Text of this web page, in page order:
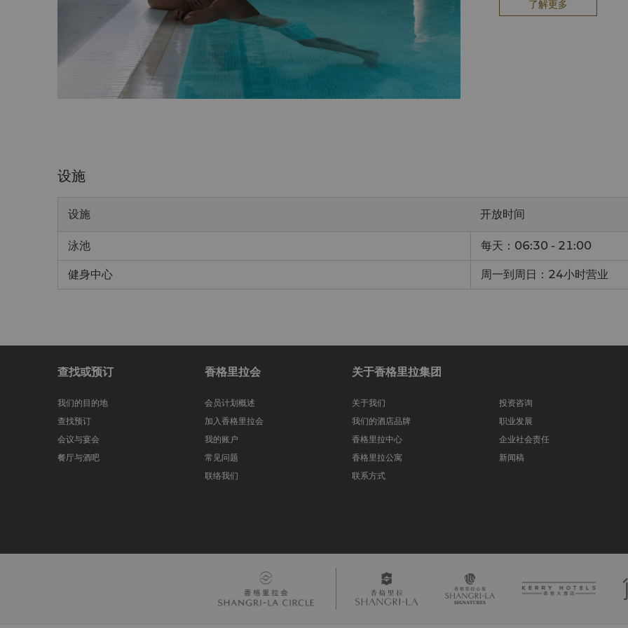
本地居民亦可申请成为健身
healthclub.slsn@shangri-
了解更多
设施
设施 开放时间
泳池 每天：06:30 - 21:00
健身中心 周一到周日：24小时营业
查找或预订
我们的目的地
查找预订
会议与宴会
餐厅与酒吧
香格里拉会
会员计划概述
加入香格里拉会
我的账户
常见问题
联络我们
关于香格里拉集团
关于我们
我们的酒店品牌
香格里拉中心
香格里拉公寓
联系方式
投资咨询
职业发展
企业社会责任
新闻稿